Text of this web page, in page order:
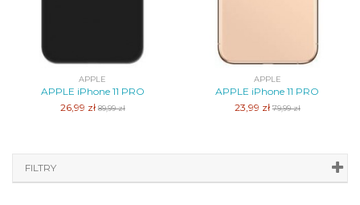
APPLE
APPLE iPhone 11 PRO
26,99 zł89,99 zł
APPLE
APPLE iPhone 11 PRO
23,99 zł79,99 zł
FILTRY